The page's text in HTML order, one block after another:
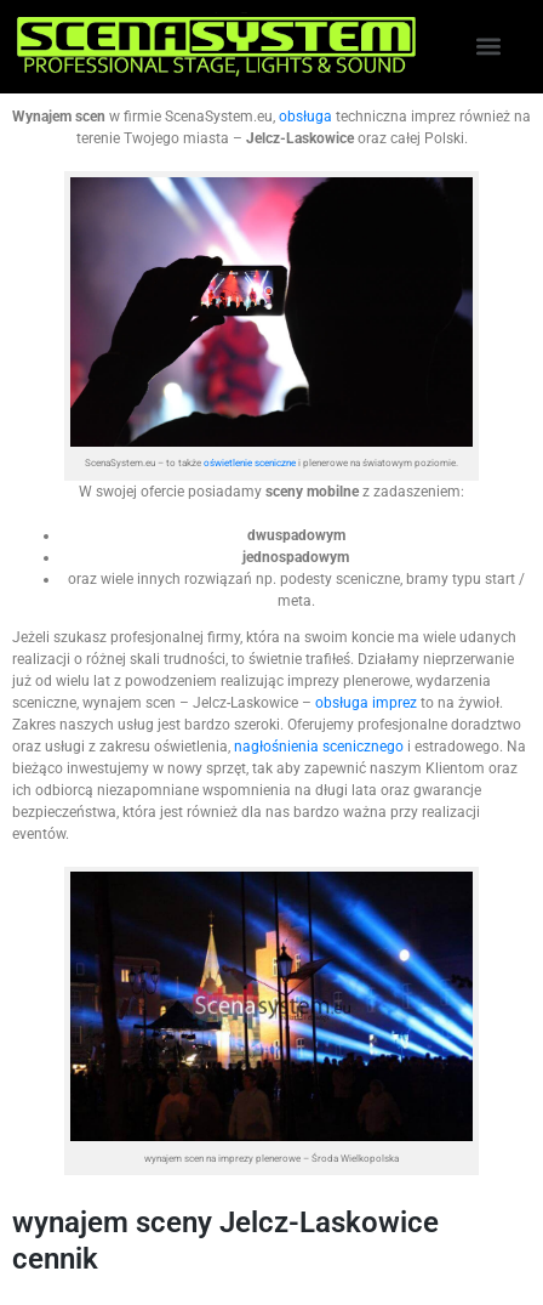
Wynajem scen w firmie ScenaSystem.eu, obsługa techniczna imprez również na
terenie Twojego miasta – Jelcz-Laskowice oraz całej Polski.
ScenaSystem.eu – to także oświetlenie scenicznei plenerowe na światowym poziomie.
W swojej ofercie posiadamy sceny mobilne z zadaszeniem:
dwuspadowym
jednospadowym
oraz wiele innych rozwiązań np. podesty sceniczne, bramy typu start /
meta.
Jeżeli szukasz profesjonalnej firmy, która na swoim koncie ma wiele udanych
realizacji o różnej skali trudności, to świetnie trafiłeś. Działamy nieprzerwanie
już od wielu lat z powodzeniem realizując imprezy plenerowe, wydarzenia
sceniczne, wynajem scen – Jelcz-Laskowice – obsługa imprez to na żywioł.
Zakres naszych usług jest bardzo szeroki. Oferujemy profesjonalne doradztwo
oraz usługi z zakresu oświetlenia, nagłośnienia scenicznego i estradowego. Na
bieżąco inwestujemy w nowy sprzęt, tak aby zapewnić naszym Klientom oraz
ich odbiorcą niezapomniane wspomnienia na długi lata oraz gwarancje
bezpieczeństwa, która jest również dla nas bardzo ważna przy realizacji
eventów.
wynajem scen na imprezy plenerowe – Środa Wielkopolska
wynajem sceny Jelcz-Laskowice
cennik